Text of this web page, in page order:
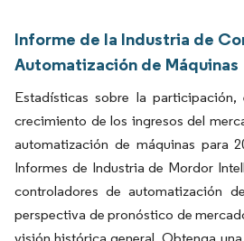
Informe de la Industria de
Automatización de Máquinas
Estadísticas sobre la
crecimiento de los ingresos del
automatización de máquinas para
Informes de Industria de Mordor
controladores de automatización
perspectiva de pronóstico de